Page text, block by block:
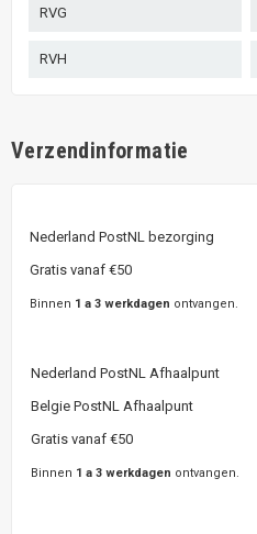
RVG
RVH
Verzendinformatie
Nederland PostNL bezorging
Gratis vanaf €50
Binnen 1 a 3 werkdagen ontvangen.
Nederland PostNL Afhaalpunt
Belgie PostNL Afhaalpunt
Gratis vanaf €50
Binnen 1 a 3 werkdagen ontvangen.